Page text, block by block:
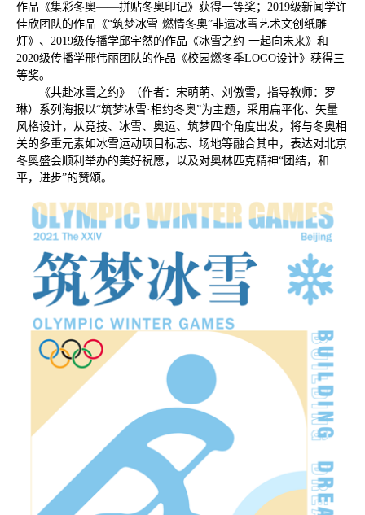
作品《集彩冬奥——拼贴冬奥印记》获得一等奖； 2019级新闻学许
佳欣团队的作品《“筑梦冰雪·燃情冬奥”非遗冰雪艺术文创纸雕
灯》、 2019级传播学邱宇然的作品《冰雪之约·一起向未来》和
2020级传播学邢伟丽团队的作品《校园燃冬季LOGO设计》获得三
等奖。
《共赴冰雪之约》（作者：宋萌萌、刘傲雪，指导教师：罗
琳）系列海报以“筑梦冰雪·相约冬奥”为主题，采用扁平化、矢量
风格设计，从竞技、冰雪、奥运、筑梦四个角度出发，将与冬奥相
关的多重元素如冰雪运动项目标志、场地等融合其中，表达对北京
冬奥盛会顺利举办的美好祝愿，以及对奥林匹克精神“团结，和
平，进步”的赞颂。